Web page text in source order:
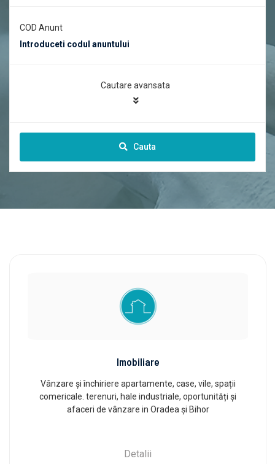
COD Anunt
Cautare avansata
Cauta
Imobiliare
Vânzare și închiriere apartamente, case, vile, spații
comericale. terenuri, hale industriale, oportunități și
afaceri de vânzare in Oradea și Bihor
Detalii